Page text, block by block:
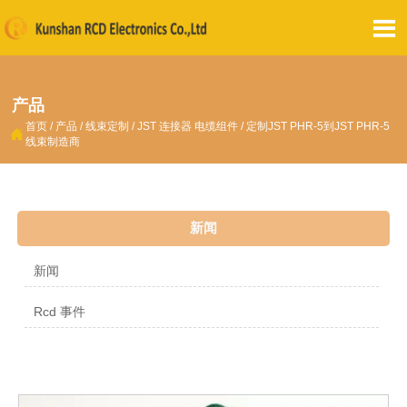

产品
 首页 / 产品 /线束定制 /JST 连接器 电缆组件 / 定制JST PHR-5到JST PHR-5
线束制造商
新闻
新闻
Rcd 事件